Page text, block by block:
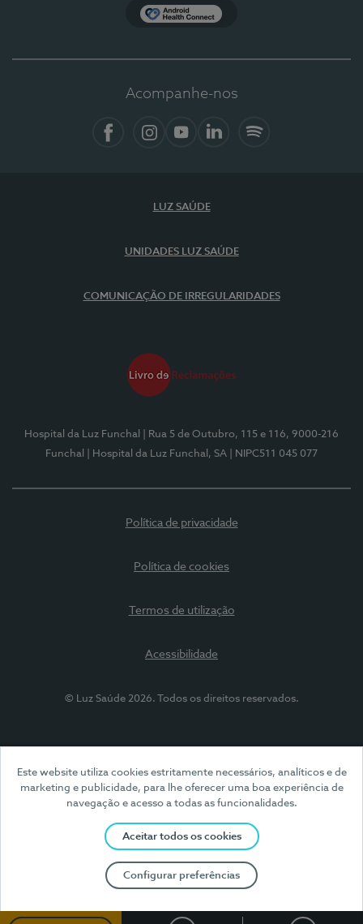
Este website utiliza cookies estritamente necessários, analíticos e de
marketing e publicidade, para lhe oferecer uma boa experiência de
navegação e acesso a todas as funcionalidades.
Aceitar todos os cookies
Configurar preferências
Acompanhe-nos
LUZ SAÚDE
UNIDADES LUZ SAÚDE
COMUNICAÇÃO DE IRREGULARIDADES
Hospital da Luz Funchal
| Rua 5 de Outubro, 115 e 116, 9000-216
Funchal
| Hospital da Luz Funchal, SA | NIPC511 045 077
Política de privacidade
Política de cookies
Termos de utilização
Acessibilidade
© Luz Saúde 2026. Todos os direitos reservados.